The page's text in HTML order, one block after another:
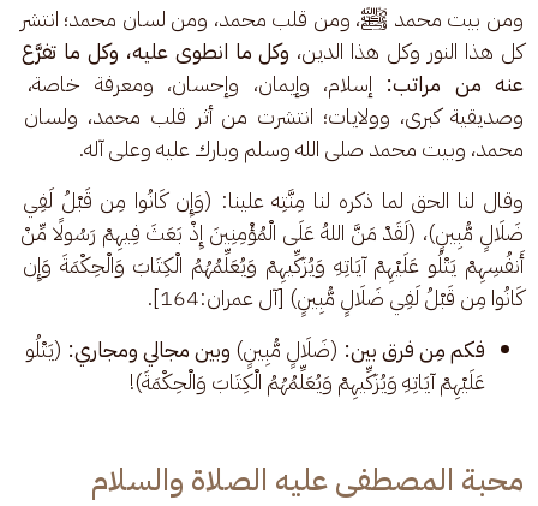
ومن بيت محمد ﷺ، ومن قلب محمد، ومن لسان محمد؛ انتشر
كل هذا النور وكل هذا الدين، وكل ما انطوى عليه، وكل ما تفرَّع
عنه من مراتب: إسلام، وإيمان، وإحسان، ومعرفة خاصة،
وصديقية كبرى، وولايات؛ انتشرت من أثر قلب محمد، ولسان
محمد، وبيت محمد صلى الله وسلم وبارك عليه وعلى آله.
وقال لنا الحق لما ذكره لنا مِنَّتِه علينا: (وَإِن كَانُوا مِن قَبْلُ لَفِي
ضَلَالٍ مُّبِينٍ)، (لَقَدْ مَنَّ اللهُ عَلَى الْمُؤْمِنِينَ إِذْ بَعَثَ فِيهِمْ رَسُولًا مِّنْ
أَنفُسِهِمْ يَتْلُو عَلَيْهِمْ آيَاتِهِ وَيُزَكِّيهِمْ وَيُعَلِّمُهُمُ الْكِتَابَ وَالْحِكْمَةَ وَإِن
كَانُوا مِن قَبْلُ لَفِي ضَلَالٍ مُّبِينٍ) [آل عمران:164].
فكم مِن فرق بين:(ضَلَالٍ مُّبِينٍ) وبين مجالي ومجاري:(يَتْلُو
عَلَيْهِمْ آيَاتِهِ وَيُزَكِّيهِمْ وَيُعَلِّمُهُمُ الْكِتَابَ وَالْحِكْمَةَ)!
محبة المصطفى عليه الصلاة والسلام